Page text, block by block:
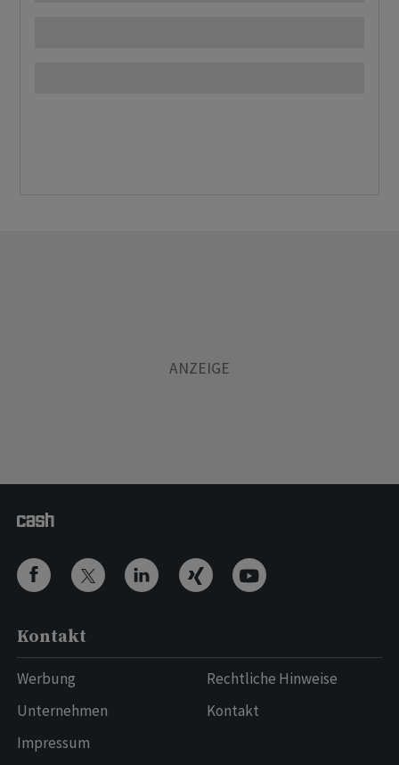
Kontakt
Werbung
Unternehmen
Impressum
Rechtliche Hinweise
Kontakt